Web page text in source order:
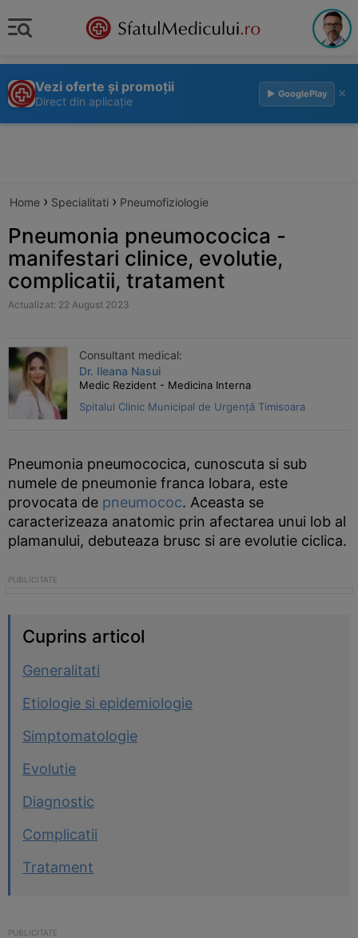
Vezi oferte și promoții
Direct din aplicație
▶ GooglePlay ×
Home › Specialitati › Pneumofiziologie
Pneumonia pneumococica -
manifestari clinice, evolutie,
complicatii, tratament
Actualizat: 22 August 2023
Consultant medical:
Dr. Ileana Nasui
Medic Rezident - Medicina Interna
Spitalul Clinic Municipal de Urgență Timisoara
Pneumonia pneumococica, cunoscuta si sub
numele de pneumonie franca lobara, este
provocata de pneumococ. Aceasta se
caracterizeaza anatomic prin afectarea unui lob al
plamanului, debuteaza brusc si are evolutie ciclica.
Cuprins articol
Generalitati
Etiologie si epidemiologie
Simptomatologie
Evolutie
Diagnostic
Complicatii
Tratament